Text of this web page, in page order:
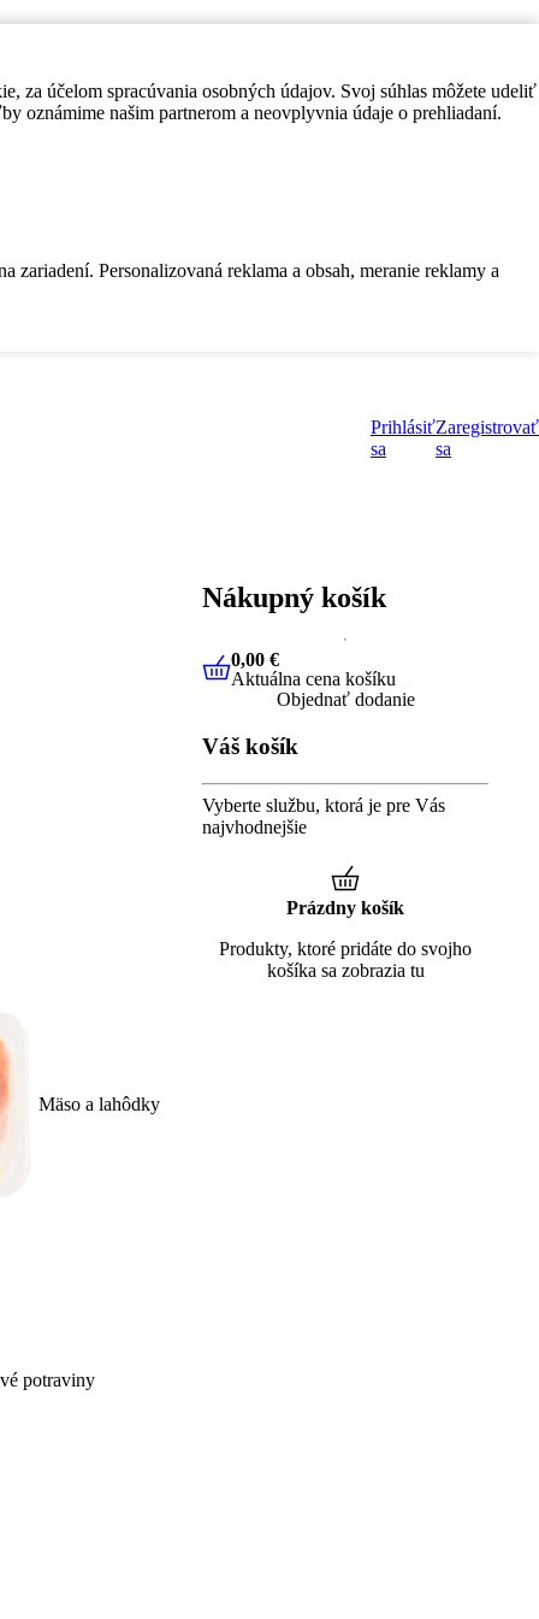
za účelom spracúvania osobných údajov. Svoj súhlas môžete udeliť
oznámime našim partnerom a neovplyvnia údaje o prehliadaní.
Personalizovaná reklama a obsah, meranie reklamy a
Prihlásiť
sa
Zaregistrovať
sa
Mäso a lahôdky
potraviny
Nákupný košík
0,00 €Aktuálna cena košíku
0,00 €
Aktuálna cena košíku
Objednať dodanie
Váš košík
Vyberte službu, ktorá je pre Vás
najvhodnejšie
Prázdny košík
Produkty, ktoré pridáte do svojho
košíka sa zobrazia tu